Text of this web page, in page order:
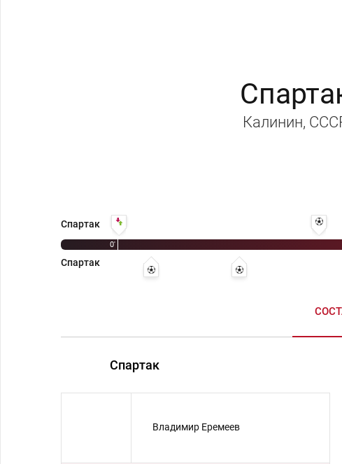
Калинин,
0'
Спартак
Спартак
6' 0:1 - Анатолий Исаев
Спартак
Владимир Еремеев